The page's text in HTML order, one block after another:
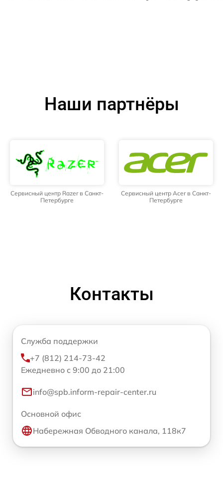
Наши партнёры
Сервисный центр Razer в Санкт-
Петербурге
Сервисный центр Acer в Санкт-
Петербурге
Контакты
Служба поддержки
+7 (812) 214-73-42
Ежедневно с 9:00 до 21:00
info@spb.inform-repair-center.ru
Основной офис
Набережная Обводного канала, 118к7